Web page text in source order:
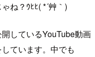
ね？ｳﾋﾋ( *´艸｀)
しているYouTube動画
ています。中でも